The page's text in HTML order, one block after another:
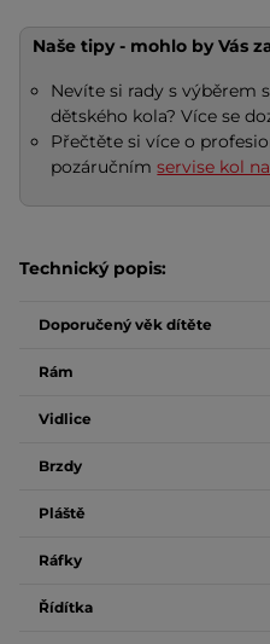
Naše tipy - mohlo by Vás
Nevíte si rady s výběrem
dětského kola? Více se
Přečtěte si více o
pozáručnímservise kol
Technický popis:
Doporučený věk dítěte
Rám
Vidlice
Brzdy
Pláště
Ráfky
Řídítka